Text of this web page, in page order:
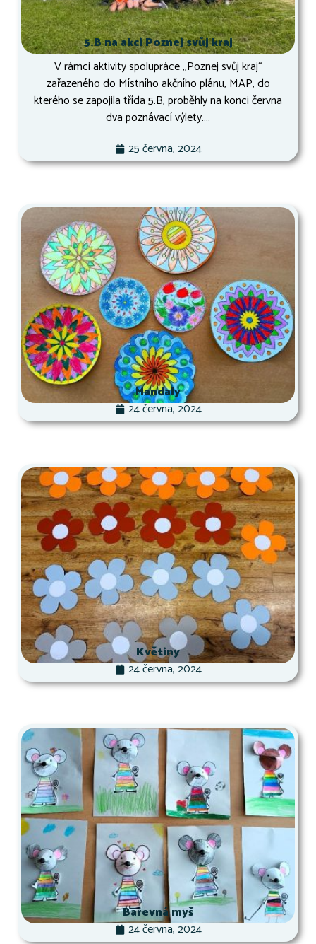
5.B na akci Poznej svůj kraj
V rámci aktivity spolupráce ,,Poznej svůj kraj“
zařazeného do Místního akčního plánu, MAP, do
kterého se zapojila třída 5.B, proběhly na konci června
dva poznávací výlety....
25 června, 2024
Mandaly
24 června, 2024
Květiny
24 června, 2024
Barevná myš
24 června, 2024